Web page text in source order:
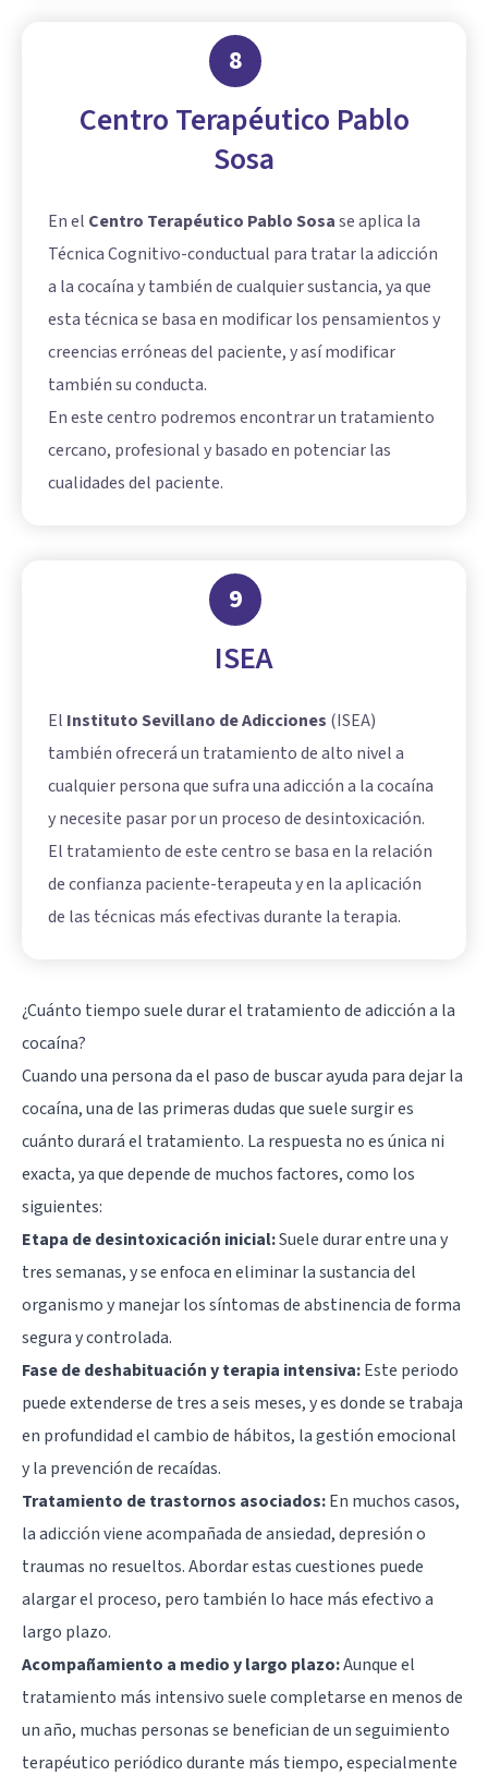
8
Centro Terapéutico Pablo
Sosa
En el Centro Terapéutico Pablo Sosase aplica la
Técnica Cognitivo-conductual para tratar la adicción
a la cocaína y también de cualquier sustancia, ya que
esta técnica se basa en modificar los pensamientos y
creencias erróneas del paciente, y así modificar
también su conducta.
En este centro podremos encontrar un tratamiento
cercano, profesional y basado en potenciar las
cualidades del paciente.
9
ISEA
El Instituto Sevillano de Adicciones (ISEA)
también ofrecerá un tratamiento de alto nivel a
cualquier persona que sufra una adicción a la cocaína
y necesite pasar por un proceso de desintoxicación.
El tratamiento de este centro se basa en la relación
de confianza paciente-terapeuta y en la aplicación
de las técnicas más efectivas durante la terapia.
¿Cuánto tiempo suele durar el tratamiento de adicción a la
cocaína?
Cuando una persona da el paso de buscar ayuda para dejar la
cocaína, una de las primeras dudas que suele surgir es
cuánto durará el tratamiento. La respuesta no es única ni
exacta, ya que depende de muchos factores, como los
siguientes:
Etapa de desintoxicación inicial:Suele durar entre una y
tres semanas, y se enfoca en eliminar la sustancia del
organismo y manejar los síntomas de abstinencia de forma
segura y controlada.
Fase de deshabituación y terapia intensiva:Este periodo
puede extenderse de tres a seis meses, y es donde se trabaja
en profundidad el cambio de hábitos, la gestión emocional
y la prevención de recaídas.
Tratamiento de trastornos asociados:En muchos casos,
la adicción viene acompañada de ansiedad, depresión o
traumas no resueltos. Abordar estas cuestiones puede
alargar el proceso, pero también lo hace más efectivo a
largo plazo.
Acompañamiento a medio y largo plazo:Aunque el
tratamiento más intensivo suele completarse en menos de
un año, muchas personas se benefician de un seguimiento
terapéutico periódico durante más tiempo, especialmente